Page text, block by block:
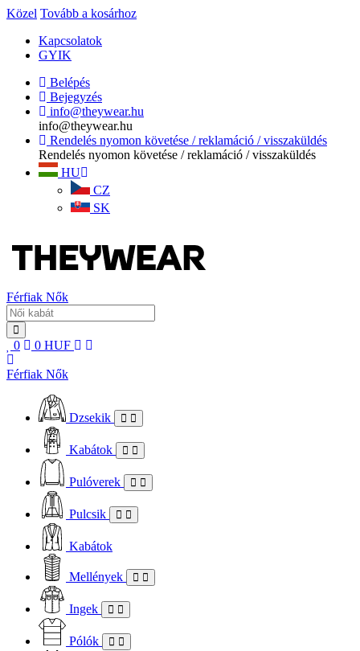
Közel Tovább a kosárhoz
Kapcsolatok
GYIK
Belépés
Bejegyzés
info@theywear.hu
info@theywear.hu
Rendelés nyomon követése / reklamáció / visszaküldés
Rendelés nyomon követése / reklamáció / visszaküldés
HU
CZ
SK
Férfiak Nők
0 0 HUF
Férfiak Nők
Dzsekik
Kabátok
Pulóverek
Pulcsik
Kabátok
Mellények
Ingek
Pólók